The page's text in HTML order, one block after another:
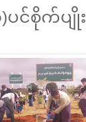
ပင်စိုက်ပျိုး